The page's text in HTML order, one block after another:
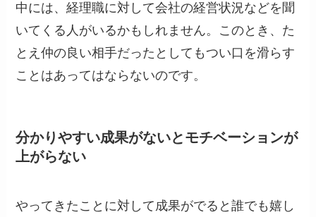
中には、経理職に対して会社の経営状況などを聞
いてくる人がいるかもしれません。このとき、た
とえ仲の良い相手だったとしてもつい口を滑らす
ことはあってはならないのです。
分かりやすい成果がないとモチベーションが
上がらない
やってきたことに対して成果がでると誰でも嬉し